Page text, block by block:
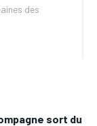
des
sort du